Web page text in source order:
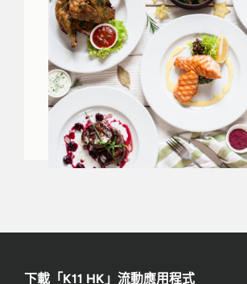
下載「K11 HK」流動應用程式